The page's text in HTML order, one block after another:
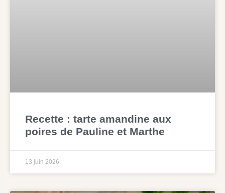
Recette : tarte amandine aux
poires de Pauline et Marthe
13 juin 2026